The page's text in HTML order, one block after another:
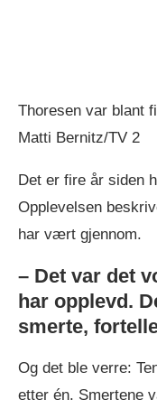
Thoresen var blant
Matti Bernitz/TV 2
Det er fire år siden
Opplevelsen
har vært gjennom.
– Det var det
har opplevd.
smerte,
Og det ble verre:
etter én. Smertene